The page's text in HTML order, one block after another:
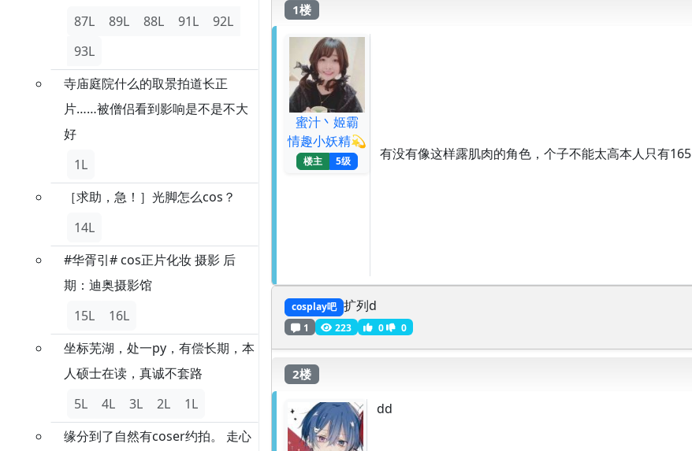
87L
89L 88L 91L
92L
93L
寺庙庭院什么的取景拍道长正
片……被僧侣看到影响是不是不大
好
1L
［求助，急！］光脚怎么cos？
14L
#华胥引# cos正片化妆 摄影 后
期：迪奥摄影馆
15L
16L
坐标芜湖，处一py，有偿长期，本
人硕士在读，真诚不套路
5L
4L 3L 2L
1L
缘分到了自然有coser约拍。 走心
1楼
蜜汁丶姬霸
情趣小妖精💫
楼主 5级 有没有像这样露肌肉的角色，个子不能太高本人只有165
cosplay吧 扩列d
1
223 0 0
2楼
dd